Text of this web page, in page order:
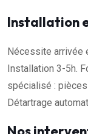
Installation
Nécessite arrivée
Installation 3-5h.
spécialisé :
Détartrage